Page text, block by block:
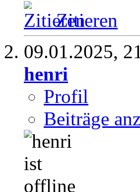
Zitieren
09.01.2025,
henri
Profil
Beiträge